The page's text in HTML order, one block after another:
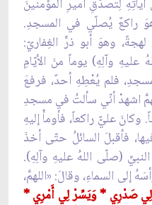
لِتصدُّقِ أميرِ المؤمنينَ
راكعٌ يُصلّي في المسجدِ.
وهوَ أبو ذرٍّ الغِفاريّ:
وآلِهِ) يوماً منَ الأيّامِ
فلم يُعْطِهِ أحدٌ، فرفعَ
اشهدْ أنّي سألتُ في مسجدِ
عليٌّ راكعاً، فأومأَ إليهِ
فأقبلَ السائلُ حتّى أخذَ
(صلّى اللهُ عليهِ وآلِهِ).
إلى السماءِ، وقالَ: «اللهمَّ،
صَدْرِي * وَيَسِّرْ لِي أَمْرِي *